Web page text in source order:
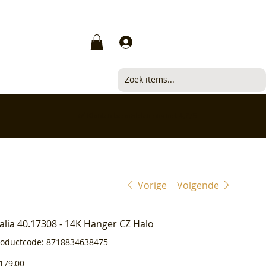
Vorige Volgende
40.17308 - 14K Hanger CZ Halo
Productcode
8718834638475
8718834638475